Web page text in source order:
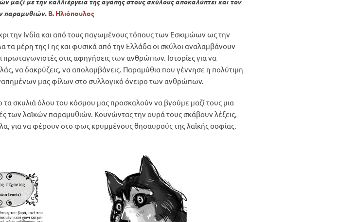
μαζί με την καλλιέργεια της αγάπης στους σκύλους αποκαλύπτει και τον
παραμυθιών. Β. Ηλιόπουλος
την Ινδία και από τους παγωμένους τόπους των Εσκιμώων ως την
τα μέρη της Γης και φυσικά από την Ελλάδα οι σκύλοι αναλαμβάνουν
πρωταγωνιστές στις αφηγήσεις των ανθρώπων. Ιστορίες για να
να δακρύζεις, να απολαμβάνεις. Παραμύθια που γέννησε η πολύτιμη
μας φίλων στο συλλογικό όνειρο των ανθρώπων.
τα σκυλιά όλου του κόσμου μας προσκαλούν να βγούμε μαζί τους μια
των λαϊκών παραμυθιών. Κουνώντας την ουρά τους σκάβουν λέξεις,
για να φέρουν στο φως κρυμμένους θησαυρούς της λαϊκής σοφίας.